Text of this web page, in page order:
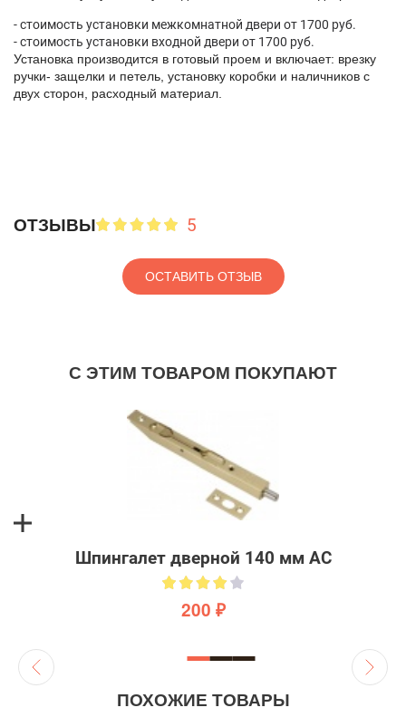
- стоимость установки межкомнатной двери от 1700 руб.
- стоимость установки входной двери от 1700 руб.
Установка производится в готовый проем и включает: врезку
ручки- защелки и петель, установку коробки и наличников с
двух сторон, расходный материал.
ОТЗЫВЫ 5
ОСТАВИТЬ ОТЗЫВ
С ЭТИМ ТОВАРОМ ПОКУПАЮТ
Шпингалет дверной 140 мм AC
200 ₽
ПОХОЖИЕ ТОВАРЫ